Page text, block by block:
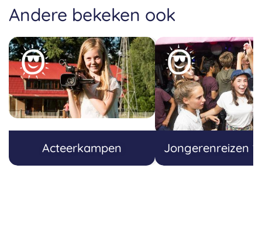
Andere bekeken ook
Acteerkampen Jongerenreizen